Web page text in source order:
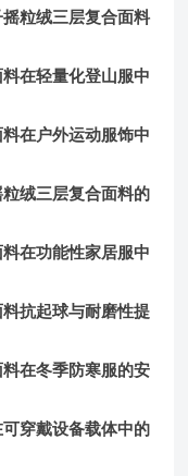
粒绒三层复合面料
在轻量化登山服中
在户外运动服饰中
绒三层复合面料的
在功能性家居服中
抗起球与耐磨性提
在冬季防寒服的安
穿戴设备载体中的